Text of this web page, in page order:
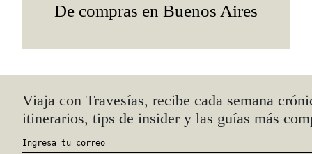
De compras en Buenos Aires
Quiénes somos